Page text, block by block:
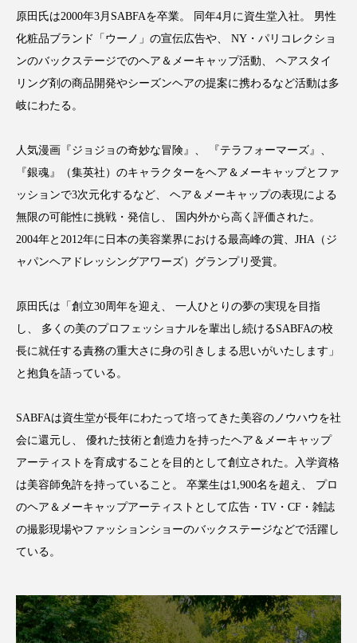
コルチゾール サステナビリティ
サステナブル美容 サプライチェーン
サロン連略
スカルプ クレンジング 頻度 スカルプケア
スキンケア スキンケア 習慣
スマートウォッチ スマートパッチ
スマートリング セーフプレイス セラミド
ソーシャルウェルネス ソーシャルコマース
タンパク質 ディープクレンジング
デジタルデトックス デトックス
パーソナライズ バーチャルメイク
原田氏は2000年3月SABFAを卒業。 同年4月に資生堂入社。 男性
化粧品ブランド「ウーノ」の宣伝広告や、 NY・パリコレクショ
ンのバックステージでのヘア＆メーキャップ活動、 ヘアスタイ
リング剤の商品開発やシーズンヘアの提案に携わるなど活動は多
岐にわたる。
人気漫画『ジョジョの奇妙な冒険』、 『テラフォーマーズ』、
『銀魂』（集英社）のキャラクターをヘア＆メーキャップとファ
ッションで3次元化するなど、 ヘア＆メーキャップの表現による
無限の可能性に挑戦・発信し、 国内外から高く評価された。
2004年と2012年に日本の美容業界における最高峰の賞、JHA（ジ
ャパンヘアドレッシングアワーズ）グランプリ受賞。
原田氏は「創立30周年を迎え、 一人ひとりの夢の実現を目指
し、 多くの美のプロフェッショナルを輩出し続けるSABFAの校
長に就任する責務の重大さに身の引きしまる思いがいたします」
と抱負を語っている。
SABFAは資生堂が長年にわたって培ってきた美容のノウハウを社
会に還元し、 優れた技術と創造力を持ったヘア＆メーキャップ
アーティストを育成することを目的として創立された。入学資格
は美容師免許を持っていること。 卒業生は1,900名を超え、 プロ
のヘア＆メーキャップアーティストとして広告・TV・CF・雑誌
の撮影現場やファッションショーのバックステージなどで活躍し
ている。